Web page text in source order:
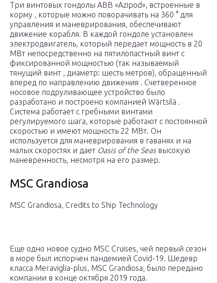
Три винтовых гондолы ABB «Azipod», встроенные в
корму , которые можно поворачивать на 360 ° для
управления и маневрирования, обеспечивают
движение корабля. В каждой гондоле установлен
электродвигатель, который передает мощность в 20
МВт непосредственно на пятилопастный винт с
фиксированной мощностью (так называемый
тянущий винт , диаметр: шесть метров), обращенный
вперед по направлению движения . Счетверенное
носовое подруливающее устройство было
разработано и построено компанией Wärtsilä .
Система работает с гребными винтами
регулируемого шага, которые работают с постоянной
скоростью и имеют мощность 22 МВт. Он
используется для маневрирования в гаванях и на
малых скоростях и дает Oasis of the Seasвысокую
маневренность, несмотря на его размер.
MSC Grandiosa
MSC Grandiosa, Credits to Ship Technology
Еще одно новое судно MSC Cruises, чей первый сезон
в море был испорчен пандемией Covid-19. Шедевр
класса Meraviglia-plus, MSC Grandiosa, было передано
компании в конце октября 2019 года.